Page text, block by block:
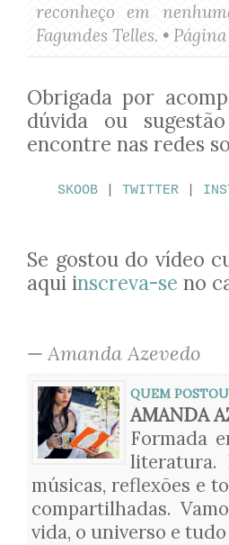
reconheço em
Fagundes Telles. • Página
Obrigada por
dúvida ou
encontre nas redes
SKOOB TWITTER
Se gostou do vídeo
aqui inscreva-se no
— Amanda Azevedo
QUEM
AMANDA
Formada
literatura.
músicas, reflexões e
compartilhadas.
vida, o universo e tudo